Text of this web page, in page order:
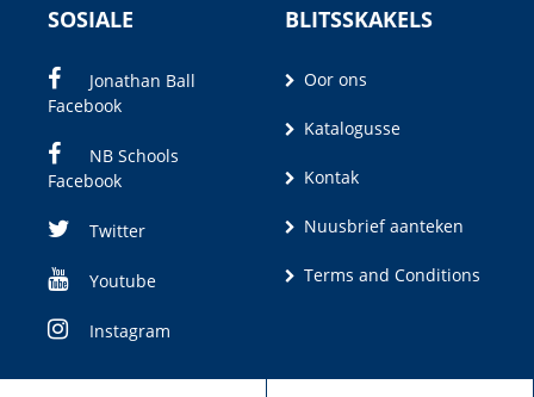
SOSIALE
Jonathan Ball
Facebook
NB Schools
Facebook
Twitter
Youtube
Instagram
BLITSSKAKELS
Oor ons
Katalogusse
Kontak
Nuusbrief aanteken
Terms and Conditions